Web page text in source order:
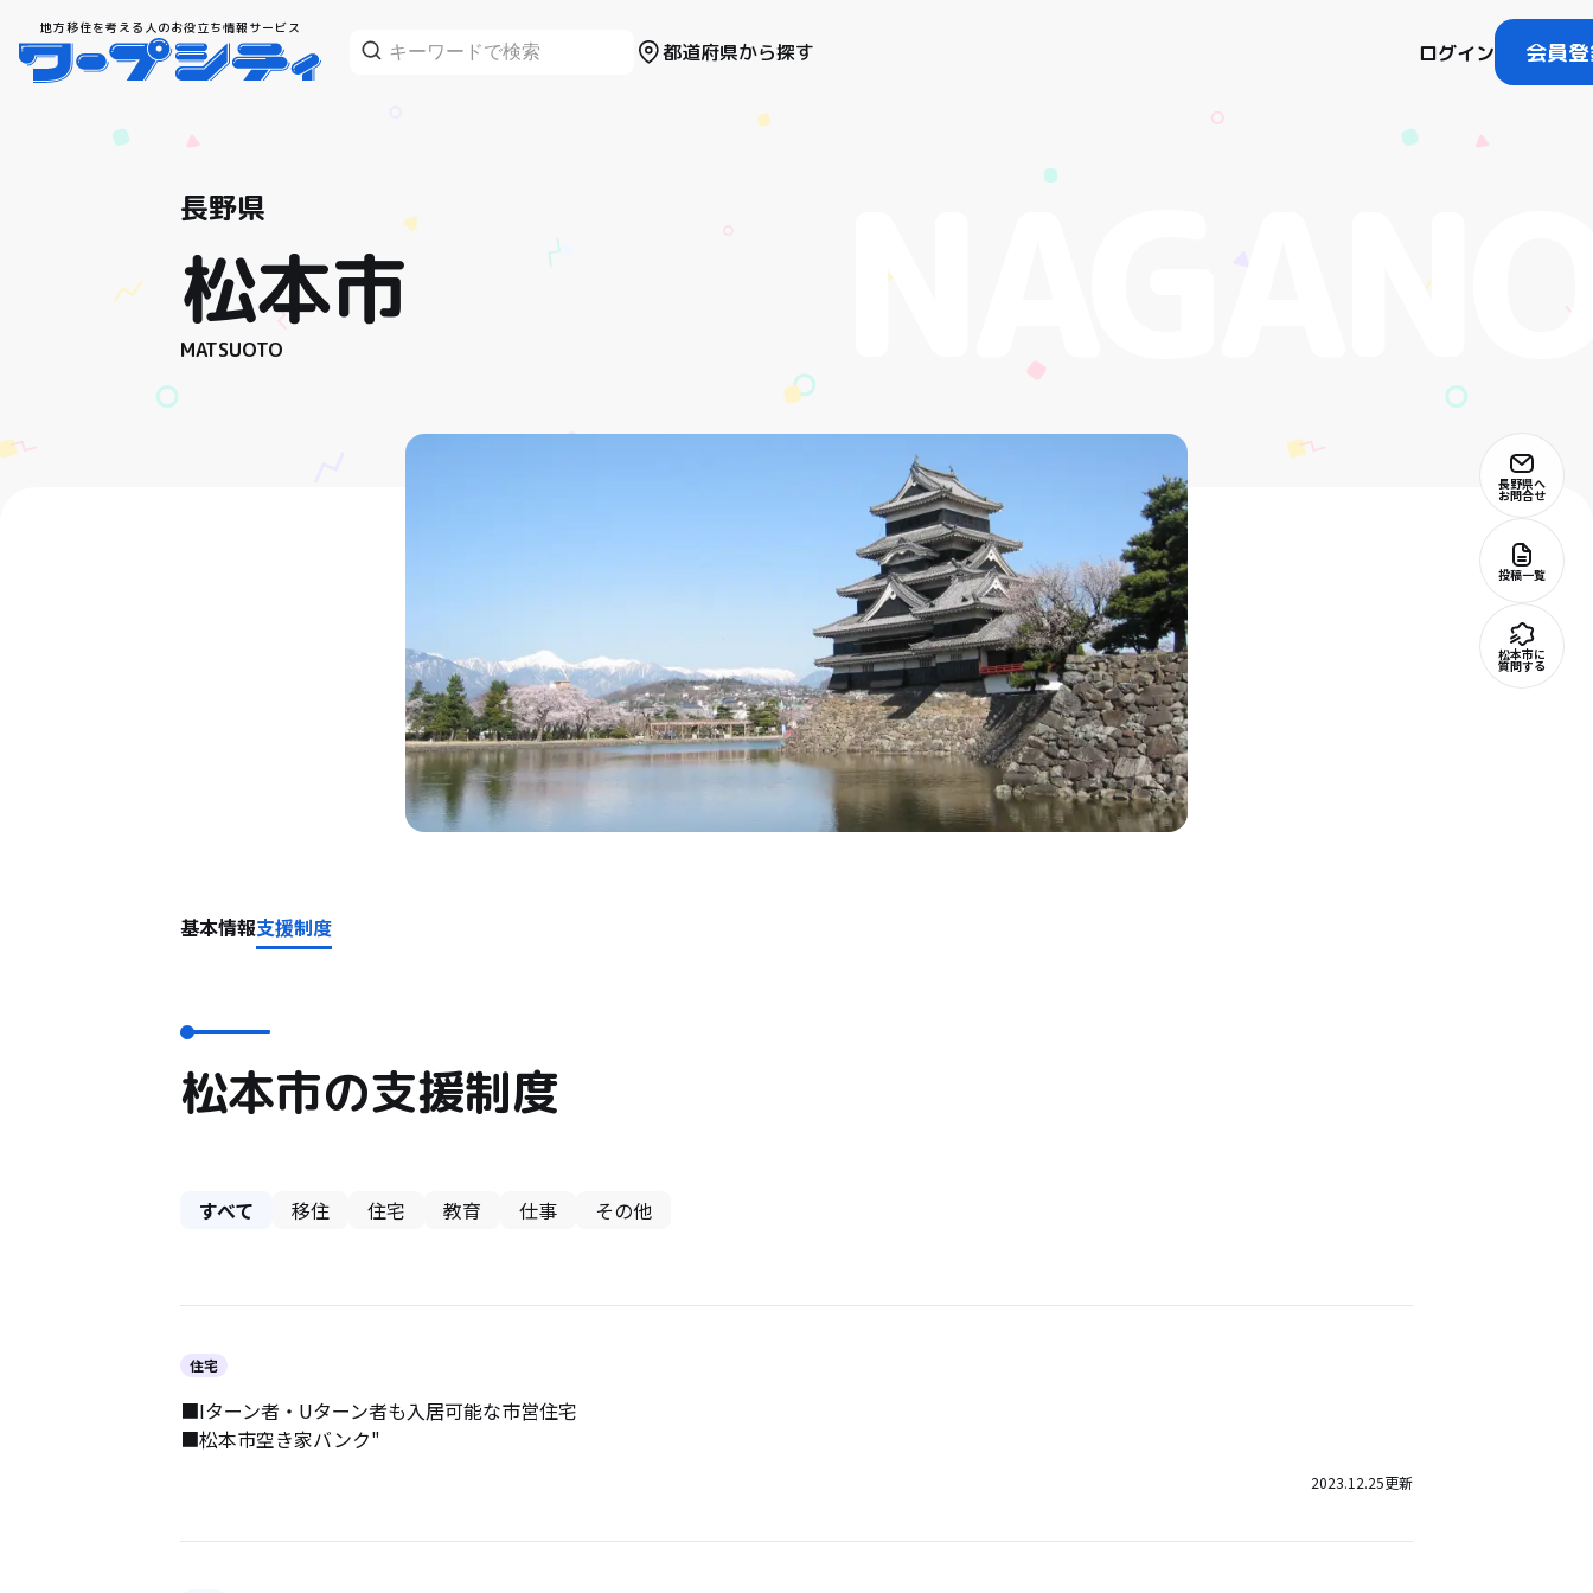
地方移住を考える人のお役立ち情報サービス
都道府県から探す ログイン 会員
長野県へ
お問合せ
投稿一覧
松本市に
質問する
長野県
松本市
MATSUOTO
基本情報支援制度
松本市の支援制度
すべて 移住 住宅 教育 仕事 その他
住宅
■Iターン者・Uターン者も入居可能な市営住宅
■松本市空き家バンク"
2023.12.25更新